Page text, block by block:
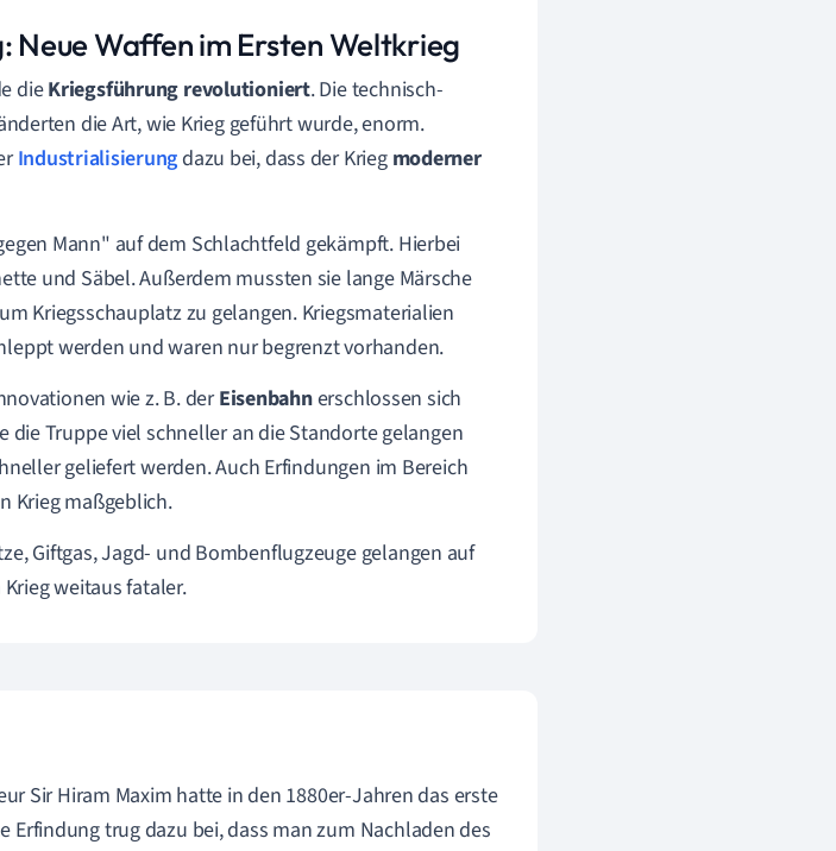
Waffen im Ersten Weltkrieg
dieKriegsführung revolutioniert. Die technisch-
die Art, wie Krieg geführt wurde, enorm.
Industrialisierungdazu bei, dass der Krieg moderner
Mann" auf dem Schlachtfeld gekämpft. Hierbei
und Säbel. Außerdem mussten sie lange Märsche
Kriegsschauplatz zu gelangen. Kriegsmaterialien
werden und waren nur begrenzt vorhanden.
wie z. B. derEisenbahnerschlossen sich
die Truppe viel schneller an die Standorte gelangen
geliefert werden. Auch Erfindungen im Bereich
Krieg maßgeblich.
Giftgas, Jagd- und Bombenflugzeuge gelangen auf
weitaus fataler.
Sir Hiram Maxim hatte in den 1880er-Jahren das erste
Erfindung trug dazu bei, dass man zum Nachladen des